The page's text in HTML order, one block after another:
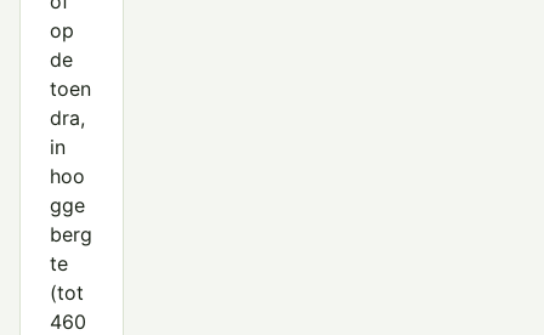
op
de
toen
dra,
in
hoo
gge
berg
te
(tot
460